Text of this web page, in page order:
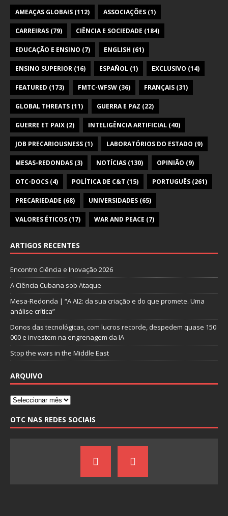
AMEAÇAS GLOBAIS (112) ASSOCIAÇÕES (1)
CARREIRAS (79) CIÊNCIA E SOCIEDADE (184)
EDUCAÇÃO E ENSINO (7) ENGLISH (61)
ENSINO SUPERIOR (16) ESPAÑOL (1) EXCLUSIVO (14)
FEATURED (173) FMTC-WFSW (36) FRANÇAIS (31)
GLOBAL THREATS (11) GUERRA E PAZ (22)
GUERRE ET PAIX (2) INTELIGÊNCIA ARTIFICIAL (40)
JOB PRECARIOUSNESS (1) LABORATÓRIOS DO ESTADO (9)
MESAS-REDONDAS (3) NOTÍCIAS (130) OPINIÃO (9)
OTC-DOCS (4) POLÍTICA DE C&T (15) PORTUGUÊS (261)
PRECARIEDADE (68) UNIVERSIDADES (65)
VALORES ÉTICOS (17) WAR AND PEACE (7)
ARTIGOS RECENTES
Encontro Ciência e Inovação 2026
A Ciência Cubana sob Ataque
Mesa-Redonda | “A AI2: da sua criação e do que promete. Uma
análise crítica”
Donos das tecnológicas, com lucros recorde, despedem quase 150
000 e investem na engrenagem da IA
Stop the wars in the Middle East
ARQUIVO
OTC NAS REDES SOCIAIS